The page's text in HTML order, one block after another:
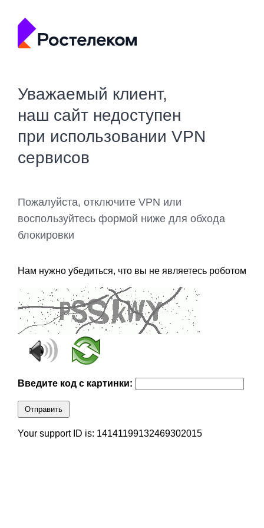
Уважаемый клиент,
наш сайт недоступен
при использовании VPN
сервисов
Пожалуйста, отключите VPN или
воспользуйтесь формой ниже для обхода
блокировки
Нам нужно убедиться, что вы не являетесь роботом
Введите код с картинки:
Отправить
Your support ID is: 14141199132469302015